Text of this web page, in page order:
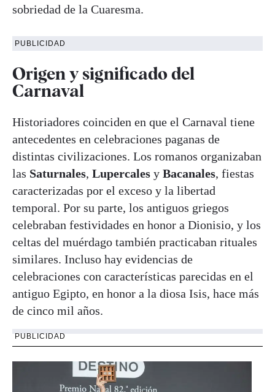
sobriedad de la Cuaresma.
PUBLICIDAD
Origen y significado del
Carnaval
Historiadores coinciden en que el Carnaval tiene
antecedentes en celebraciones paganas de
distintas civilizaciones. Los romanos organizaban
las Saturnales, Lupercales y Bacanales, fiestas
caracterizadas por el exceso y la libertad
temporal. Por su parte, los antiguos griegos
celebraban festividades en honor a Dionisio, y los
celtas del muérdago también practicaban rituales
similares. Incluso hay evidencias de
celebraciones con características parecidas en el
antiguo Egipto, en honor a la diosa Isis, hace más
de cinco mil años.
PUBLICIDAD